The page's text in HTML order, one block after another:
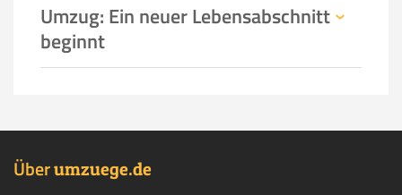
Umzug: Ein neuer Lebensabschnitt
beginnt
Überumzuege.de